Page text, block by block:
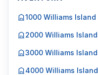
1000 Williams Island
2000 Williams Island
3000 Williams Island
4000 Williams Island